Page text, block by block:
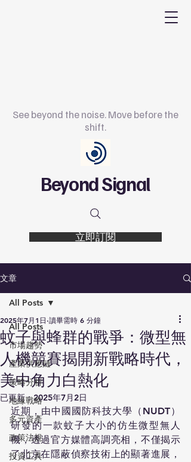
See beyond the noise. Move before the
shift.
Beyond Signal
立即訂閱
文章
All Posts
市場趨勢
產業供應鏈
策略分析
地緣戰略
多元資產
政策法規
投資工具
All Posts
蚊子與蜂群的戰爭：微型無
人機競賽揭開新戰略時代，
美中角力白熱化
2025年7月1日 讀畢需時 6 分鐘
已更新：2025年7月2日
近期，由中國國防科技大學（NUDT）
研發的一款蚊子大小的仿生微型無人
機，透過官方媒體高調亮相，不僅揭示
了北京在隱蔽偵察技術上的顯著進展，